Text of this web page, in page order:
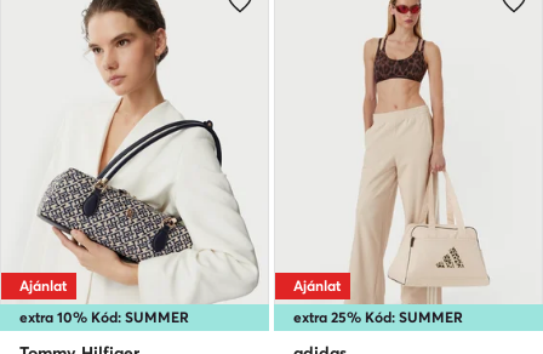
extra 10% Kód: SUMMER
Ajánlat
extra 25% Kód: SUMMER
Ajánlat